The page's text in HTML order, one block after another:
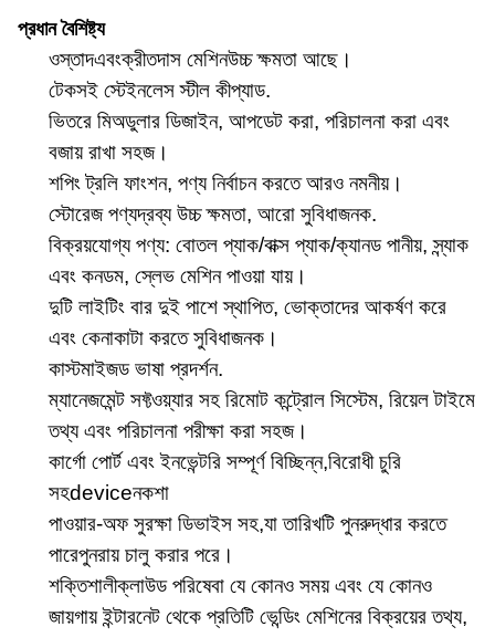
প্রধান বৈশিষ্ট্য
ওস্তাদএবংক্রীতদাস মেশিনউচ্চ ক্ষমতা আছে।
টেকসই স্টেইনলেস স্টীল কীপ্যাড.
ভিতরে মিঅডুলার ডিজাইন, আপডেট করা, পরিচালনা করা এবং
বজায় রাখা সহজ।
শপিং ট্রলি ফাংশন, পণ্য নির্বাচন করতে আরও নমনীয়।
স্টোরেজ পণ্যদ্রব্য উচ্চ ক্ষমতা, আরো সুবিধাজনক.
বিক্রয়যোগ্য পণ্য: বোতল প্যাক/বাক্স প্যাক/ক্যানড পানীয়, স্ন্যাক
এবং কনডম, স্লেভ মেশিন পাওয়া যায়।
দুটি লাইটিং বার দুই পাশে স্থাপিত, ভোক্তাদের আকর্ষণ করে
এবং কেনাকাটা করতে সুবিধাজনক।
কাস্টমাইজড ভাষা প্রদর্শন.
ম্যানেজমেন্ট সফ্টওয়্যার সহ রিমোট কন্ট্রোল সিস্টেম, রিয়েল টাইমে
তথ্য এবং পরিচালনা পরীক্ষা করা সহজ।
কার্গো পোর্ট এবং ইনভেন্টরি সম্পূর্ণ বিচ্ছিন্ন,বিরোধী চুরি
সহdeviceনকশা
পাওয়ার-অফ সুরক্ষা ডিভাইস সহ,যা তারিখটি পুনরুদ্ধার করতে
পারেপুনরায় চালু করার পরে।
শক্তিশালীক্লাউড পরিষেবা যে কোনও সময় এবং যে কোনও
জায়গায় ইন্টারনেট থেকে প্রতিটি ভেন্ডিং মেশিনের বিক্রয়ের তথ্য,